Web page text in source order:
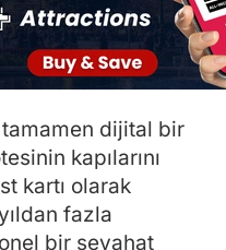
tamamen dijital bir
kapılarını
kartı olarak
fazla
bir seyahat